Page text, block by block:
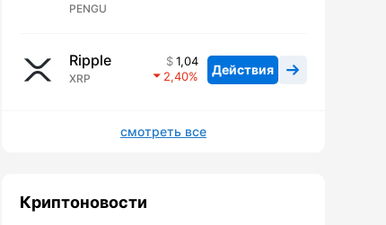
PENGU
Ripple
XRP
1,04
2,40
Действия
смотреть все
Криптоновости